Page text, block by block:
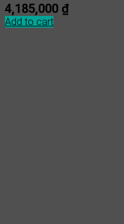
4,185,000 ₫
Add to cart